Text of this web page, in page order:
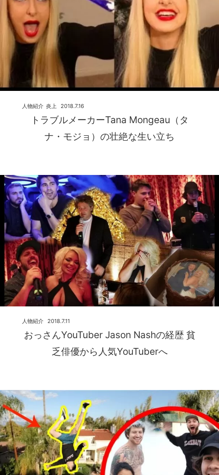
トラブルメーカーTana Mongeau（タ
ナ・モジョ）の壮絶な生い立ち
2018.7.16
人物紹介 炎上
おっさんYouTuber Jason Nashの経歴 貧
乏俳優から人気YouTuberへ
2018.7.11
人物紹介